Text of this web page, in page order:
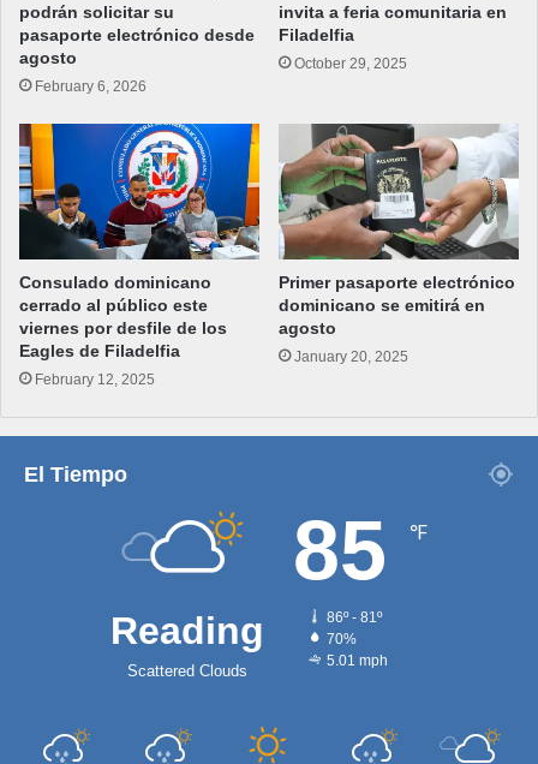
podrán solicitar su
pasaporte electrónico desde
agosto
February 6, 2026
invita a feria comunitaria en
Filadelfia
October 29, 2025
Consulado dominicano
cerrado al público este
viernes por desfile de los
Eagles de Filadelfia
February 12, 2025
Primer pasaporte electrónico
dominicano se emitirá en
agosto
January 20, 2025
El Tiempo
Reading
Scattered Clouds
85 ℉
86º - 81º
70%
5.01 mph